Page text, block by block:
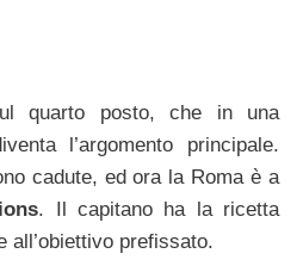
quarto posto, che in una
l’argomento principale.
cadute, ed ora la Roma è a
. Il capitano ha la ricetta
all’obiettivo prefissato.